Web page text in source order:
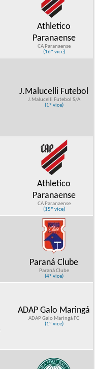
Athletico
Paranaense
CA Paranaense
(16º vice)
J.Malucelli Futebol
J.Malucelli Futebol S/A
(1º vice)
Athletico
Paranaense
CA Paranaense
(15º vice)
Paraná Clube
Paraná Clube
(4º vice)
ADAP Galo Maringá
ADAP Galo Maringá FC
(1º vice)